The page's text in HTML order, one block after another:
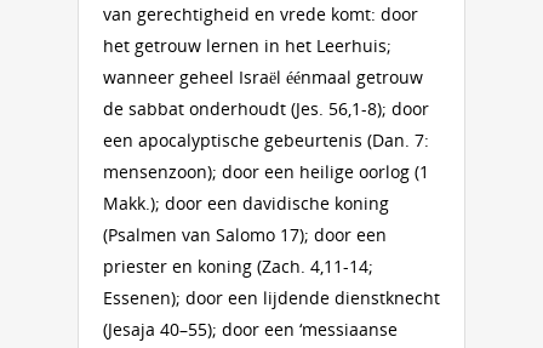
van gerechtigheid en vrede komt: door
het getrouw lernen in het Leerhuis;
wanneer geheel Israël éénmaal getrouw
de sabbat onderhoudt (Jes. 56,1-8); door
een apocalyptische gebeurtenis (Dan. 7:
mensenzoon); door een heilige oorlog (1
Makk.); door een davidische koning
(Psalmen van Salomo 17); door een
priester en koning (Zach. 4,11-14;
Essenen); door een lijdende dienstknecht
(Jesaja 40–55); door een ‘messiaanse